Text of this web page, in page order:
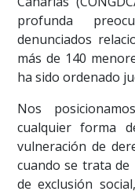
profunda
denunciados
más de 140
ha sido ordenado
Nos
cualquier forma
vulneración de
cuando se trata
de exclusión